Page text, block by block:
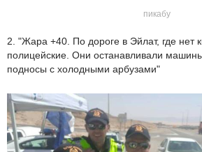
пикабу
2. "Жара +40. По дороге в Эйлат, где нет
полицейские. Они останавливали
подносы с холодными арбузами"